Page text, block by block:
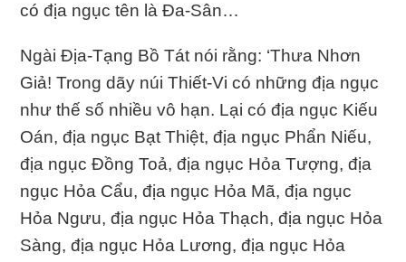
có địa ngục tên là Ða-Sân…
Ngài Ðịa-Tạng Bồ Tát nói rằng: ‘Thưa Nhơn
Giả! Trong dãy núi Thiết-Vi có những địa ngục
như thế số nhiều vô hạn. Lại có địa ngục Kiếu
Oán, địa ngục Bạt Thiệt, địa ngục Phẩn Niếu,
địa ngục Ðồng Toả, địa ngục Hỏa Tượng, địa
ngục Hỏa Cẩu, địa ngục Hỏa Mã, địa ngục
Hỏa Ngưu, địa ngục Hỏa Thạch, địa ngục Hỏa
Sàng, địa ngục Hỏa Lương, địa ngục Hỏa